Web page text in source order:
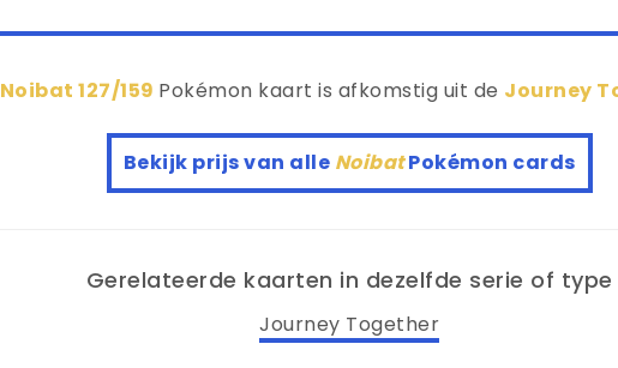
Noibat 127/159 Pokémon kaart is afkomstig uit de Journey
Bekijk prijs van alle NoibatPokémon cards
Gerelateerde kaarten in dezelfde serie of type
Journey Together